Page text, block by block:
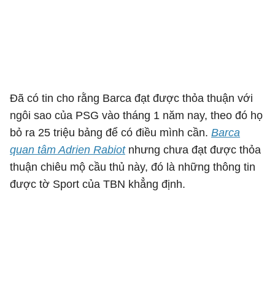
Đã có tin cho rằng Barca đạt được thỏa thuận với
ngôi sao của PSG vào tháng 1 năm nay, theo đó họ
bỏ ra 25 triệu bảng để có điều mình cần. Barca
quan tâm Adrien Rabiotnhưng chưa đạt được thỏa
thuận chiêu mộ cầu thủ này, đó là những thông tin
được tờ Sport của TBN khẳng định.